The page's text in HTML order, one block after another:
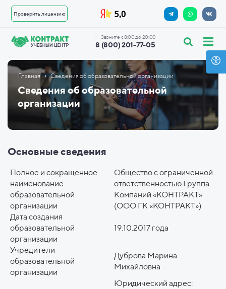
Проверить лицензию
8 (800) 201-77-05
Звоните с 8:00 до 20:00
Главная › Сведения об образовательной организации
Сведения об образовательной
организации
Основные сведения
Полное и сокращенное
наименование
образовательной
организации
Общество с ограниченной
ответственностью Группа
Компаний «КОНТРАКТ»
(ООО ГК «КОНТРАКТ»)
Дата создания
образовательной
организации
19.10.2017 года
Учредители
образовательной
организации
Дуброва Марина
Михайловна
Юридический адрес: